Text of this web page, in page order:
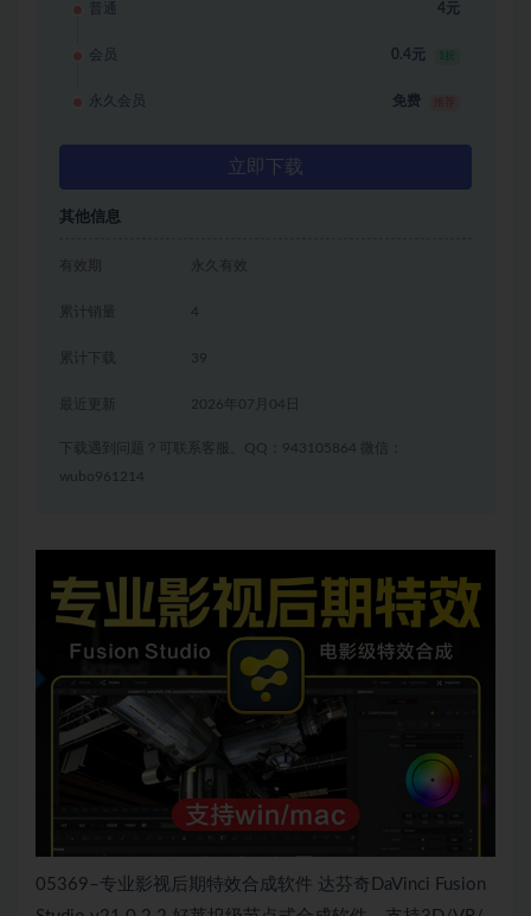
普通 4元
会员 0.4元 1折
永久会员 免费
立即下载
其他信息
有效期 永久有效
累计销量
累计下载 39
2026年07月04日
下载遇到问题？可联系客服。QQ：943105864 微信：
wubo961214
05369–专业影视后期特效合成软件 达芬奇DaVinci Fusion